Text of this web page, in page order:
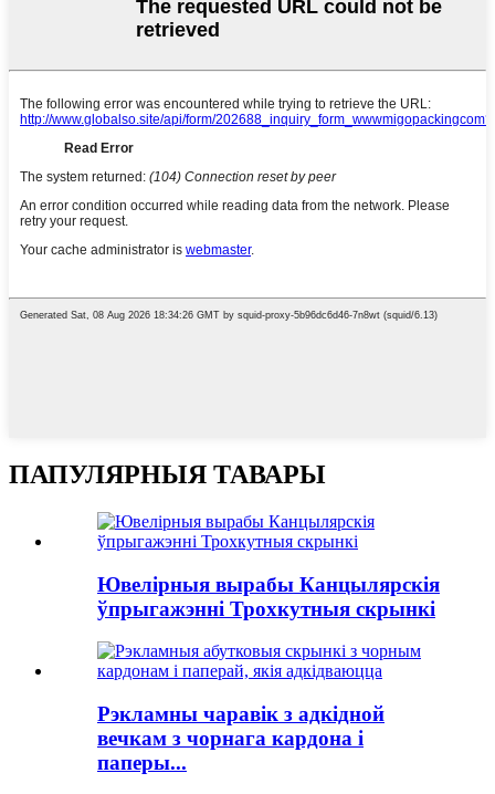
ПАПУЛЯРНЫЯ ТАВАРЫ
Ювелірныя вырабы Канцылярскія
ўпрыгажэнні Трохкутныя скрынкі
Рэкламны чаравік з адкідной
вечкам з чорнага кардона і
паперы...